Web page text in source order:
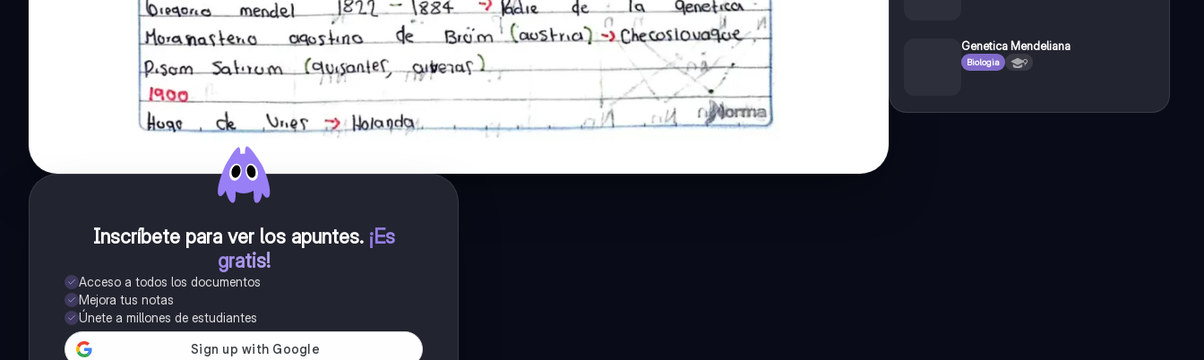
Inscríbete para ver los apuntes. ¡Es
gratis!
Acceso a todos los documentos
Mejora tus notas
Únete a millones de estudiantes
Genetica Mendeliana
Biologia 9